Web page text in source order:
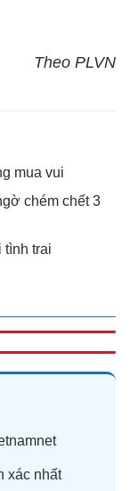
Theo PLVN
mua vui
chém chết 3
tình trai
xác nhất